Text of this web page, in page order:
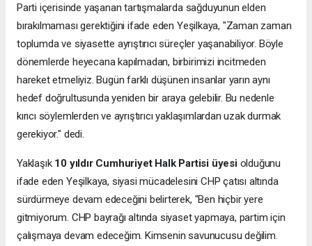
Parti içerisinde yaşanan tartışmalarda sağduyunun elden
bırakılmaması gerektiğini ifade eden Yeşilkaya, "Zaman zaman
toplumda ve siyasette ayrıştırıcı süreçler yaşanabiliyor. Böyle
dönemlerde heyecana kapılmadan, birbirimizi incitmeden
hareket etmeliyiz. Bugün farklı düşünen insanlar yarın aynı
hedef doğrultusunda yeniden bir araya gelebilir. Bu nedenle
kırıcı söylemlerden ve ayrıştırıcı yaklaşımlardan uzak durmak
gerekiyor." dedi.
Yaklaşık 10 yıldır Cumhuriyet Halk Partisi üyesiolduğunu
ifade eden Yeşilkaya, siyasi mücadelesini CHP çatısı altında
sürdürmeye devam edeceğini belirterek, "Ben hiçbir yere
gitmiyorum. CHP bayrağı altında siyaset yapmaya, partim için
çalışmaya devam edeceğim. Kimsenin savunucusu değilim.